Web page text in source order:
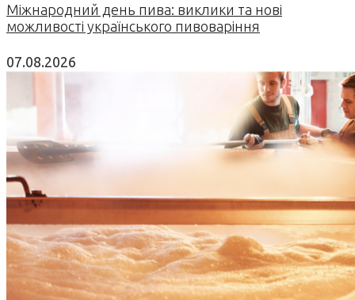
Міжнародний день пива: виклики та нові
можливості українського пивоваріння
07.08.2026